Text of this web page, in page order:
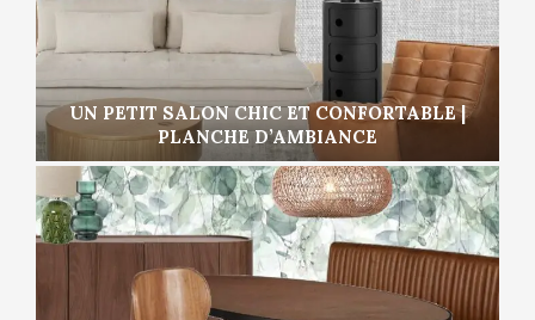
UN PETIT SALON CHIC ET CONFORTABLE |
PLANCHE D’AMBIANCE